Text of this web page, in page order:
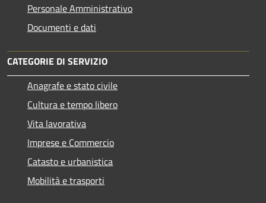
Personale Amministrativo
Documenti e dati
CATEGORIE DI SERVIZIO
Anagrafe e stato civile
Cultura e tempo libero
Vita lavorativa
Imprese e Commercio
Catasto e urbanistica
Mobilità e trasporti